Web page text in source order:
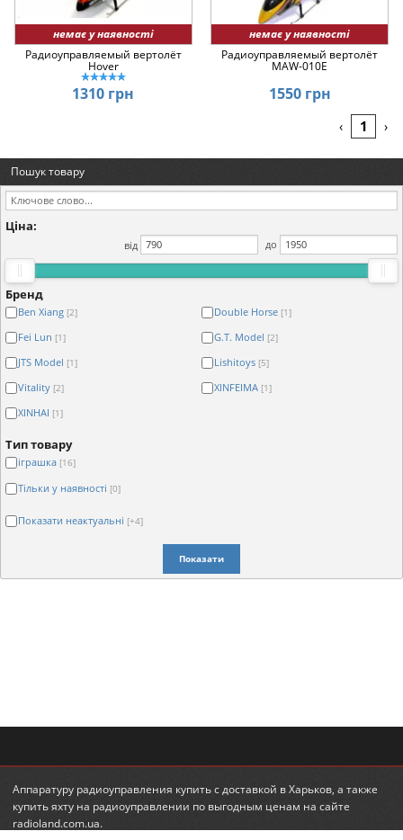
немає у наявності
Радиоуправляемый вертолёт
Hover
1310 грн
немає у наявності
Радиоуправляемый вертолёт
MAW-010E
1550 грн
‹ 1 ›
Пошук товару
Ціна:
від до
Бренд
Ben Xiang [2] Double Horse [1]
Fei Lun [1] G.T. Model [2]
JTS Model [1] Lishitoys [5]
Vitality [2] XINFEIMA [1]
XINHAI [1]
Тип товару
іграшка [16]
Тільки у наявності [0]
Показати неактуальні [+4]
Показати
Аппаратуру радиоуправления купитьс доставкой в Харьков, а также
купить яхту на радиоуправлении по выгодным ценам на сайте
radioland.com.ua.